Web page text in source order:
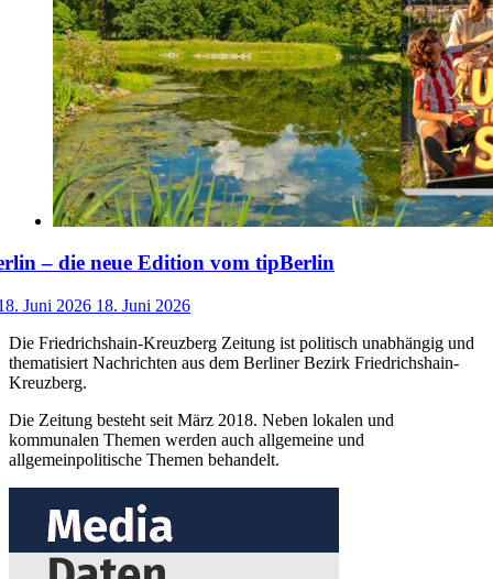
– die neue Edition vom tipBerlin
Juni 2026 18. Juni 2026
Die Friedrichshain-Kreuzberg Zeitung ist politisch unabhängig und
thematisiert Nachrichten aus dem Berliner Bezirk Friedrichshain-
Kreuzberg.
Die Zeitung besteht seit März 2018. Neben lokalen und
kommunalen Themen werden auch allgemeine und
allgemeinpolitische Themen behandelt.